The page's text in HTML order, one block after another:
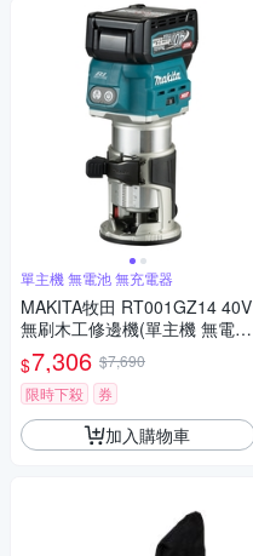
單主機 無電池 無充電器
MAKITA牧田 RT001GZ14 40V
無刷木工修邊機(單主機 無電池
無充電器)
$7,306 $7,690
限時下殺
券
加入購物車